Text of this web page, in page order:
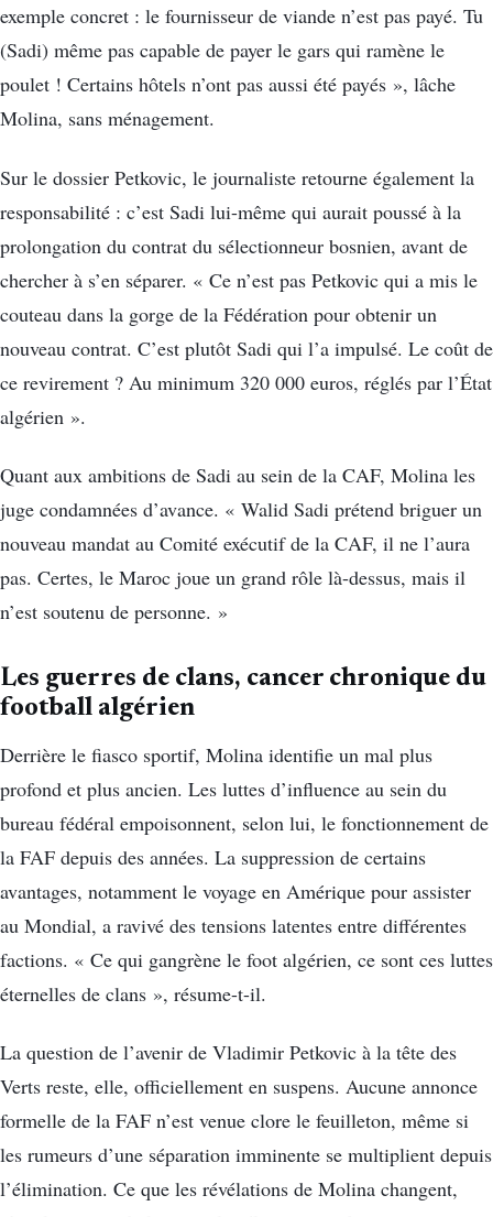
exemple concret : le fournisseur de viande n’est pas payé. Tu
(Sadi) même pas capable de payer le gars qui ramène le
poulet ! Certains hôtels n’ont pas aussi été payés », lâche
Molina, sans ménagement.
Sur le dossier Petkovic, le journaliste retourne également la
responsabilité : c’est Sadi lui-même qui aurait poussé à la
prolongation du contrat du sélectionneur bosnien, avant de
chercher à s’en séparer. « Ce n’est pas Petkovic qui a mis le
couteau dans la gorge de la Fédération pour obtenir un
nouveau contrat. C’est plutôt Sadi qui l’a impulsé. Le coût de
ce revirement ? Au minimum 320 000 euros, réglés par l’État
algérien ».
Quant aux ambitions de Sadi au sein de la CAF, Molina les
juge condamnées d’avance. « Walid Sadi prétend briguer un
nouveau mandat au Comité exécutif de la CAF, il ne l’aura
pas. Certes, le Maroc joue un grand rôle là-dessus, mais il
n’est soutenu de personne. »
Les guerres de clans, cancer chronique du
football algérien
Derrière le fiasco sportif, Molina identifie un mal plus
profond et plus ancien. Les luttes d’influence au sein du
bureau fédéral empoisonnent, selon lui, le fonctionnement de
la FAF depuis des années. La suppression de certains
avantages, notamment le voyage en Amérique pour assister
au Mondial, a ravivé des tensions latentes entre différentes
factions. « Ce qui gangrène le foot algérien, ce sont ces luttes
éternelles de clans », résume-t-il.
La question de l’avenir de Vladimir Petkovic à la tête des
Verts reste, elle, officiellement en suspens. Aucune annonce
formelle de la FAF n’est venue clore le feuilleton, même si
les rumeurs d’une séparation imminente se multiplient depuis
l’élimination. Ce que les révélations de Molina changent,